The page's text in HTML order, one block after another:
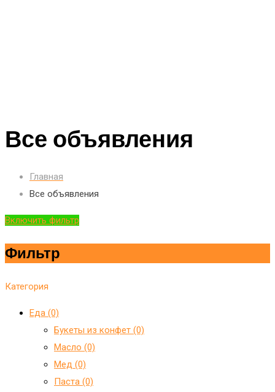
Все объявления
Главная
Все объявления
Включить фильтр
Фильтр
Категория
Еда (0)
Букеты из конфет (0)
Масло (0)
Мед (0)
Паста (0)